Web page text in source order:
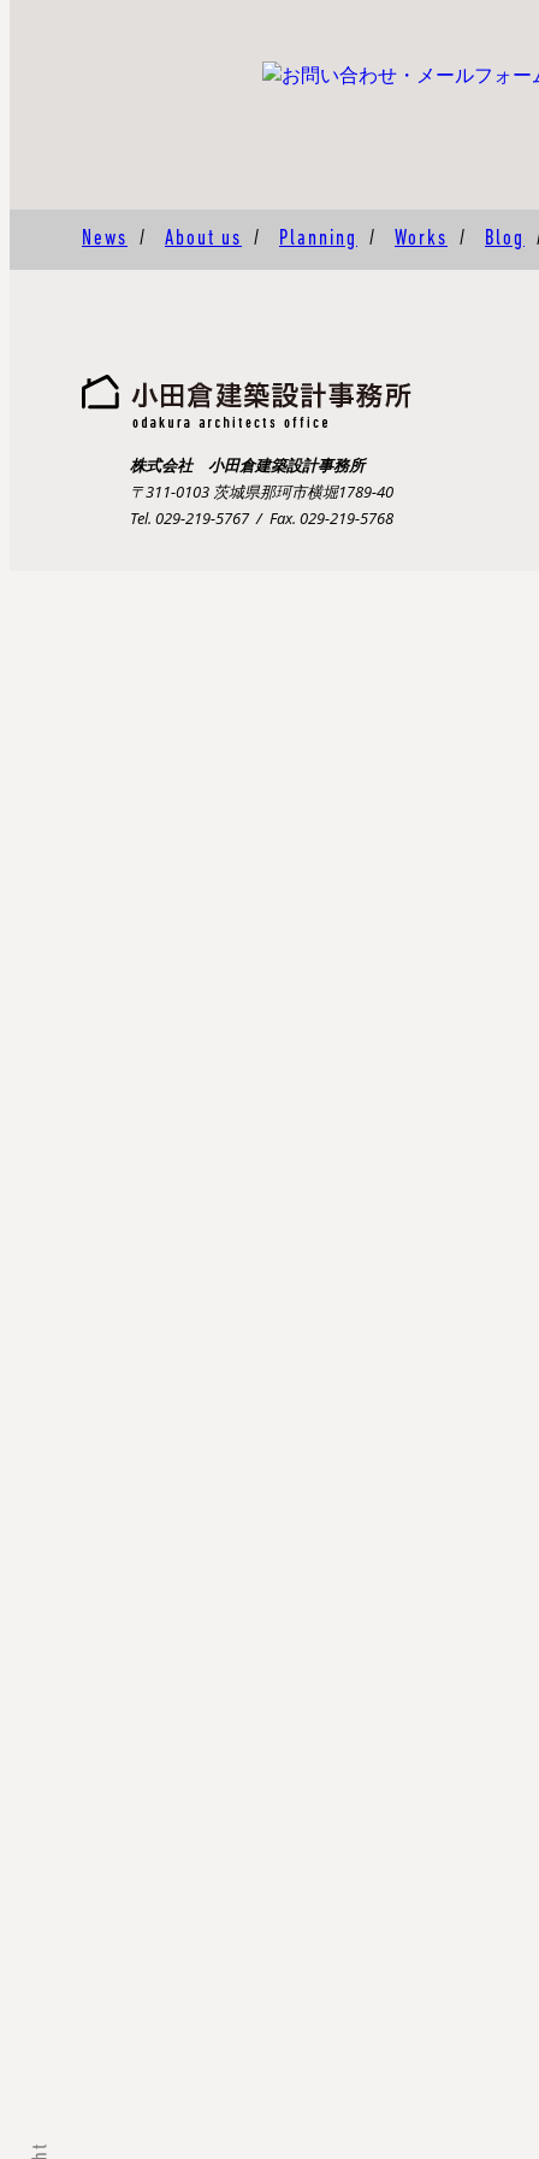
News / About us / Planning / Works / Blog
株式会社 小田倉建築設計事務所
〒311-0103 茨城県那珂市横堀1789-40
Tel. 029-219-5767 / Fax. 029-219-5768